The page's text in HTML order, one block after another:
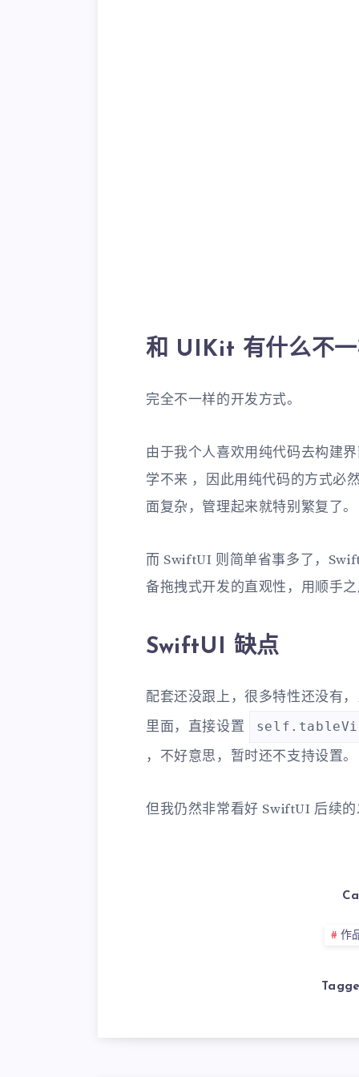
和 UIKit 有什么不
完全不一样的开发方式。
由于我个人喜欢用纯代码去构建
学不来 ，因此用纯代码的方式必
面复杂，管理起来就特别繁复了。
而 SwiftUI 则简单省事多了，
备拖拽式开发的直观性，用顺手
SwiftUI 缺点
配套还没跟上，很多特性还没有
里面，直接设置
，不好意思，暂时还不支持设置。
但我仍然非常看好 SwiftUI 后续
作